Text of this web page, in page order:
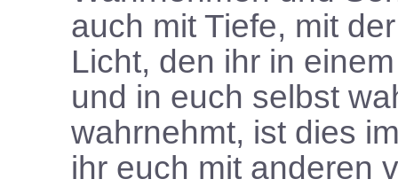
auch mit Tiefe, mit
Licht, den ihr in
und in euch selbst
wahrnehmt, ist dies
ihr euch mit anderen